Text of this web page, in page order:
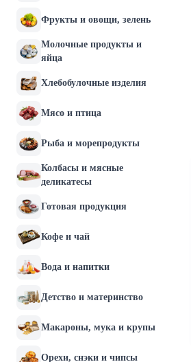
Фрукты и овощи, зелень
Молочные продукты и
яйца
Хлебобулочные изделия
Мясо и птица
Рыба и морепродукты
Колбасы и мясные
деликатесы
Готовая продукция
Кофе и чай
Вода и напитки
Детство и материнство
Макароны, мука и крупы
Орехи, снэки и чипсы